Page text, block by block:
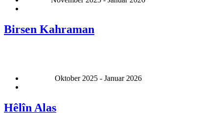
Birsen Kahraman
Oktober 2025 - Januar 2026
Hêlîn Alas